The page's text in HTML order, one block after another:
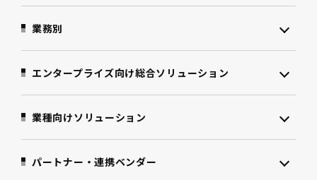
業務別
エンタープライズ向け総合ソリューション
業種向けソリューション
パートナー・連携ベンダー